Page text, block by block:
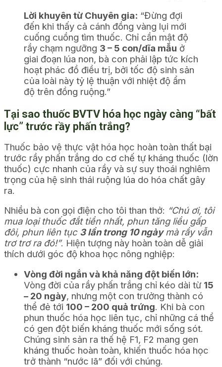
Lời khuyên từ Chuyên gia: “Đừng đợi
đến khi thấy cả cánh đồng vàng lụi mới
cuống cuồng tìm thuốc. Chỉ cần mật độ
rầy chạm ngưỡng 3 – 5 con/dĩa mẫu ở
giai đoạn lúa non, bà con phải lập tức kích
hoạt phác đồ điều trị, bởi tốc độ sinh sản
của loài này tỷ lệ thuận với nhiệt độ ẩm
độ trên đồng ruộng.”
Tại sao thuốc BVTV hóa học ngày càng “bất
lực” trước rầy phấn trắng?
Thuốc bảo vệ thực vật hóa học hoàn toàn thất bại
trước rầy phấn trắng do cơ chế tự kháng thuốc (lờn
thuốc) cực nhanh của rầy và sự suy thoái nghiêm
trọng của hệ sinh thái ruộng lúa do hóa chất gây
ra.
Nhiều bà con gọi điện cho tôi than thở: “Chú ơi, tôi
mua loại thuốc đắt tiền nhất, phun tăng liều gấp
đôi, phun liên tục 3 lần trong 10 ngàymà rầy vẫn
trơ trơ ra đó!”. Hiện tượng này hoàn toàn dễ giải
thích dưới góc độ khoa học nông nghiệp:
Vòng đời ngắn và khả năng đột biến lớn:
Vòng đời của rầy phấn trắng chỉ kéo dài từ 15
– 20 ngày, nhưng một con trưởng thành có
thể đẻ tới 100 – 200 quả trứng. Khi bà con
phun thuốc hóa học liên tục, chỉ những cá thể
có gen đột biến kháng thuốc mới sống sót.
Chúng sinh sản ra thế hệ F1, F2 mang gen
kháng thuốc hoàn toàn, khiến thuốc hóa học
trở thành “nước lã” đối với chúng.